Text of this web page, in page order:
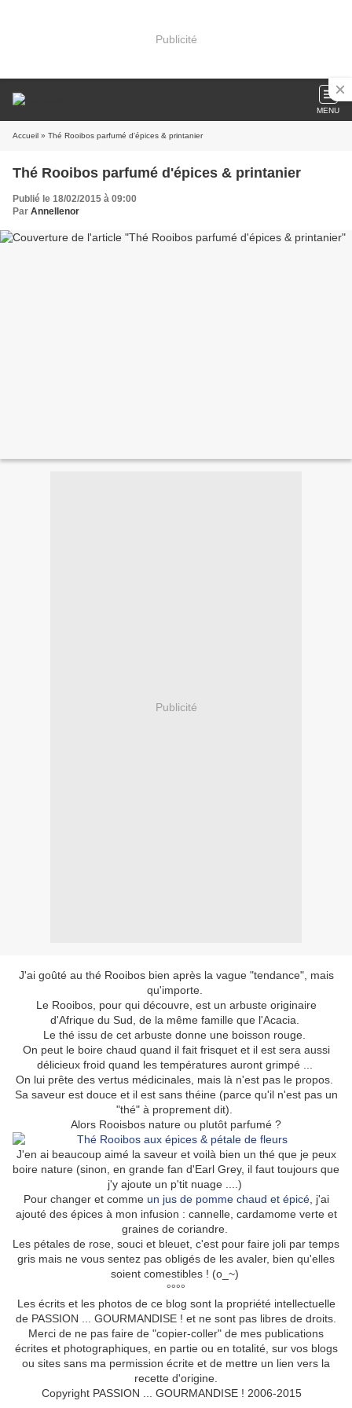
Publicité
MENU
Accueil » Thé Rooibos parfumé d'épices & printanier
Thé Rooibos parfumé d'épices & printanier
Publié le 18/02/2015 à 09:00
Par Annellenor
Publicité
J'ai goûté au thé Rooibos bien après la vague "tendance", mais
qu'importe.
Le Rooibos, pour qui découvre, est un arbuste originaire
d'Afrique du Sud, de la même famille que l'Acacia.
Le thé issu de cet arbuste donne une boisson rouge.
On peut le boire chaud quand il fait frisquet et il est sera aussi
délicieux froid quand les températures auront grimpé ...
On lui prête des vertus médicinales, mais là n'est pas le propos.
Sa saveur est douce et il est sans théine (parce qu'il n'est pas un
"thé" à proprement dit).
Alors Rooisbos nature ou plutôt parfumé ?
J'en ai beaucoup aimé la saveur et voilà bien un thé que je peux
boire nature (sinon, en grande fan d'Earl Grey, il faut toujours que
j'y ajoute un p'tit nuage ....)
Pour changer et comme un jus de pomme chaud et épicé, j'ai
ajouté des épices à mon infusion : cannelle, cardamome verte et
graines de coriandre.
Les pétales de rose, souci et bleuet, c'est pour faire joli par temps
gris mais ne vous sentez pas obligés de les avaler, bien qu'elles
soient comestibles ! (o_~)
°°°°
Les écrits et les photos de ce blog sont la propriété intellectuelle
de PASSION ... GOURMANDISE ! et ne sont pas libres de droits.
Merci de ne pas faire de "copier-coller" de mes publications
écrites et photographiques, en partie ou en totalité, sur vos blogs
ou sites sans ma permission écrite et de mettre un lien vers la
recette d'origine.
Copyright PASSION ... GOURMANDISE ! 2006-2015